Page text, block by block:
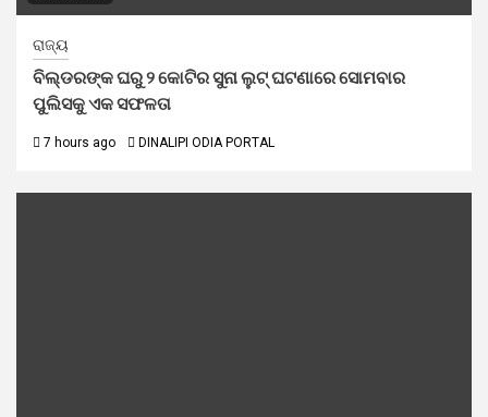
ରାଜ୍ୟ
ବିଲ୍‌ଡରଙ୍କ ଘରୁ ୨ କୋଟିର ସୁନା ଲୁଟ୍ ଘଟଣାରେ ସୋମବାର
ପୁଲିସକୁ ଏକ ସଫଳତା
7 hours ago DINALIPI ODIA PORTAL